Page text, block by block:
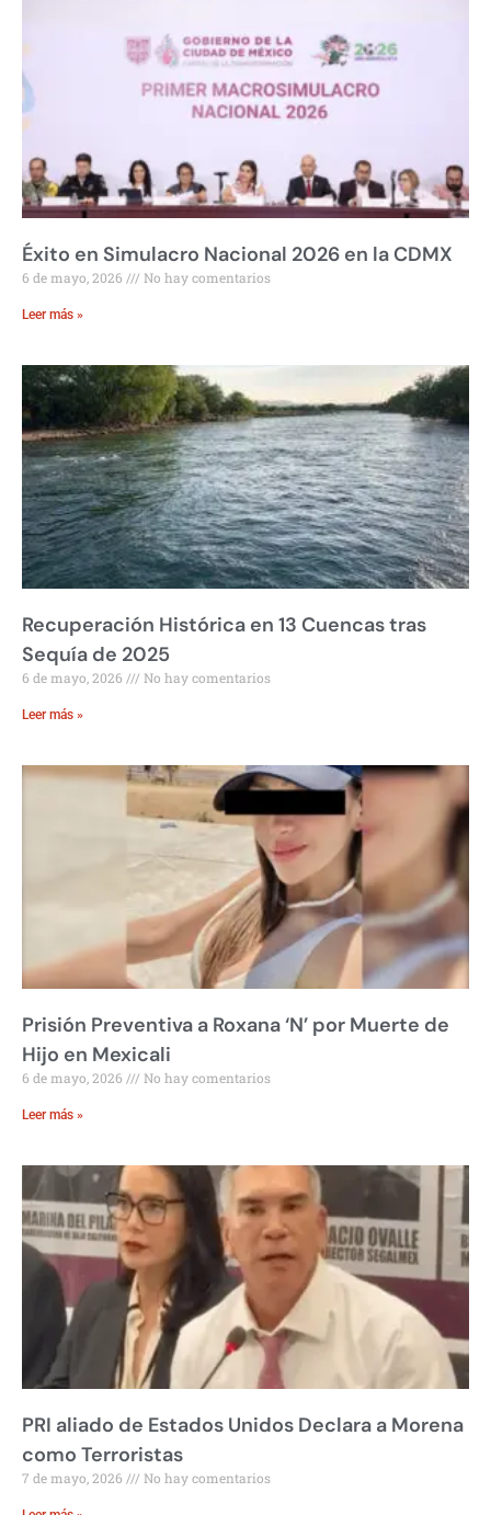
Éxito en Simulacro Nacional 2026 en la CDMX
6 de mayo, 2026 No hay comentarios
Leer más »
Recuperación Histórica en 13 Cuencas tras
Sequía de 2025
6 de mayo, 2026 No hay comentarios
Leer más »
Prisión Preventiva a Roxana ‘N’ por Muerte de
Hijo en Mexicali
6 de mayo, 2026 No hay comentarios
Leer más »
PRI aliado de Estados Unidos Declara a Morena
como Terroristas
7 de mayo, 2026 No hay comentarios